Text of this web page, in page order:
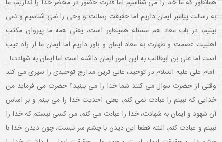
همانطور که ما خدا را می شناسیم اما قدرت حضور در محضر خدا را نداریم، ما
به رسالت پیامبر ایمان داریم اما حقیقت رسالت و وحی را نمی شناسیم و نمی
بینیم، در باب معاد هم مسئله همینطور است، یعنی همه ما پیروان مکتب
اهلبیت عصمت و طهارت به معاد ایمان و باور داریم اما ایمان ما از راه غیب
است اما علی بن ابیطالب به این امور ایمان داشته است اما ایمان به شهادت!
​​​​​​​ امام علی علیه السلام در توحید، عالی ترین مدارج توحیدی را سپری می کند
وقتی از حضرت سوال می کنند شما خدا را می بینید؟ حضرت می فرماید من
خدایی که نبینم را عبادت نمی کنم، یعنی احدیت خدا را می بینم و بر اساس
آن شهود و ایمان به شهادت، خدا را عبادت می کنم، من کسی نیستم که خدا را
نبینم و عبادت کنم، البته قطعا این دیدن با چشم سر نیست، چون دیدن خدا با